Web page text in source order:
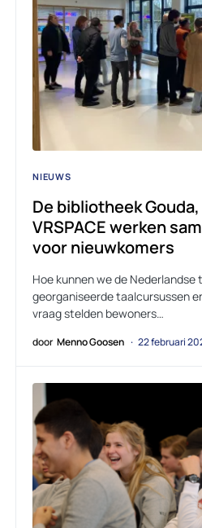
NIEUWS
De bibliotheek
VRSPACE werken
voor nieuwkomers
Hoe kunnen we de
georganiseerde taalcursussen
vraag stelden bewoners…
door Menno Goosen 22 februari